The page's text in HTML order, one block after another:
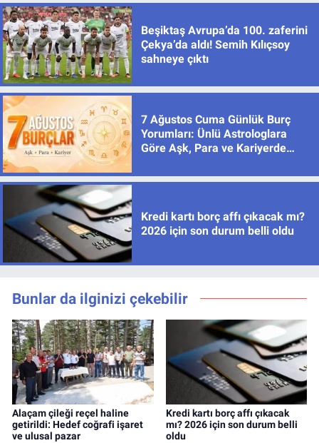
Beşiktaş Avrupa’da 100. zaferini
Çekya’da aldı! Semih Kılıçsoy
sahneye çıktı
7 Ağustos Cuma Günlük Burç
Yorumları: Ünlü Astrologlara
Göre Aşk, Para ve Kariyerde
Kredi kartı borç affı çıkacak mı?
2026 için son durum belli oldu
Bunlar da ilginizi çekebilir
Alaçam çileği reçel haline
getirildi: Hedef coğrafi işaret
ve ulusal pazar
Kredi kartı borç affı çıkacak
mı? 2026 için son durum belli
oldu